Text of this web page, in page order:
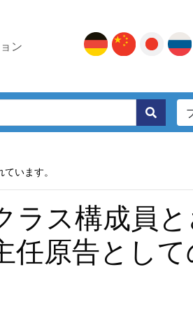
ン
います。
ラス構成員
任原告とし